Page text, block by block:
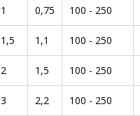
1 0,75 100 - 250
1,5 1,1 100 - 250
2 1,5 100 - 250
3 2,2 100 - 250